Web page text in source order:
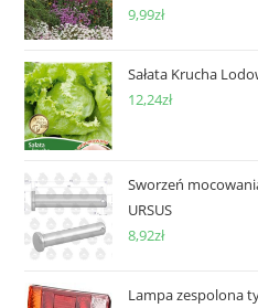
9,99zł
Sałata Krucha
12,24zł
Sworzeń
URSUS
8,92zł
Lampa zespolona